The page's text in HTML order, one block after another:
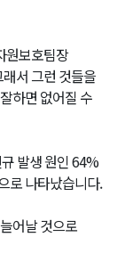
원보호팀장
서 그런 것들을
하면 없어질 수
발생 원인 64%
로 나타났습니다.
어날 것으로